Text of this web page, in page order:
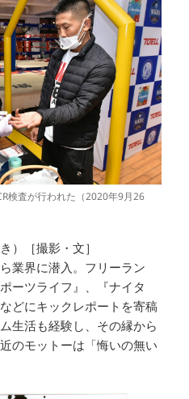
検査が行われた（2020年9月26
）［撮影・文］
業界に潜入。フリーラン
ーツライフ』、『ナイタ
どにキックレポートを寄稿
生活も経験し、その縁から
のモットーは「悔いの無い